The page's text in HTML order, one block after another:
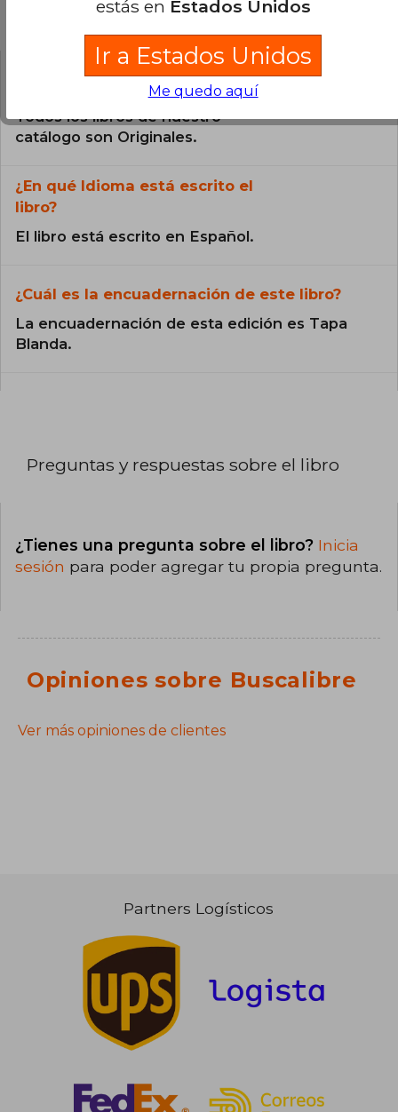
Preguntas frecuentes sobre el libro
¿El libro es original?
Todos los libros de nuestro
catálogo son Originales.
¿En qué Idioma está escrito el
libro?
El libro está escrito en Español.
¿Cuál es la encuadernación de este libro?
La encuadernación de esta edición es Tapa
Blanda.
Preguntas y respuestas sobre el libro
¿Tienes una pregunta sobre el libro? Inicia
sesión para poder agregar tu propia pregunta.
Opiniones sobre Buscalibre
Ver más opiniones de clientes
Partners Logísticos
estás en Estados Unidos
Ir a Estados Unidos
Me quedo aquí